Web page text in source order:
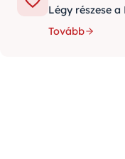
Légy részese
Tovább